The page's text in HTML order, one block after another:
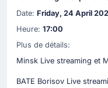
Date: Friday, 24 April
Heure: 17:00
Plus de détails:
Minsk Live streaming et
BATE Borisov Live